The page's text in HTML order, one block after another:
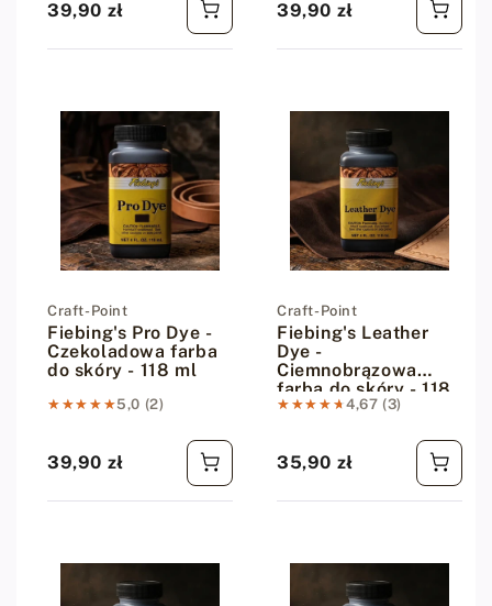
Cena regularna
39,90 zł Cena regularna
39,90 zł
Dostawca:
Craft-Point
Fiebing's Pro Dye -
Czekoladowa farba
do skóry - 118 ml
★★★★★
★★★★★5,0 (2)
Cena regularna
39,90 zł
Dostawca:
Craft-Point
Fiebing's Leather
Dye -
Ciemnobrązowa
farba do skóry - 118
ml
★★★★★
★★★★★4,67 (3)
Cena regularna
35,90 zł